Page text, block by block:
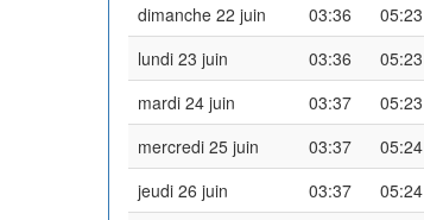
dimanche 22 juin
03:36 05:23
lundi 23 juin
03:36 05:23
mardi 24 juin
03:37 05:23
mercredi 25 juin
03:37 05:24
jeudi 26 juin
03:37 05:24